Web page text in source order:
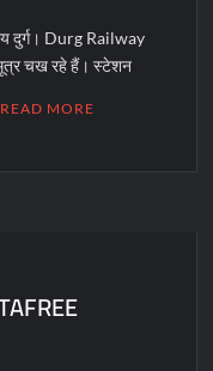
तारिका
दुर्ग। Durg Railway
चख रहे हैं। स्टेशन
READ MORE